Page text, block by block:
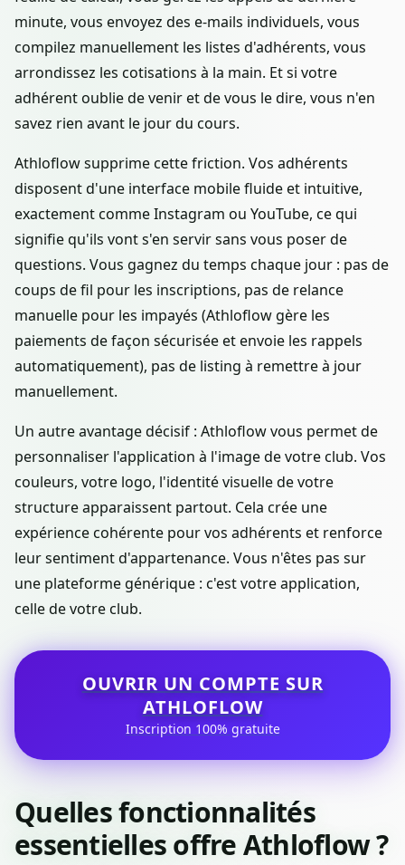
minute, vous envoyez des e-mails individuels, vous
compilez manuellement les listes d'adhérents, vous
arrondissez les cotisations à la main. Et si votre
adhérent oublie de venir et de vous le dire, vous n'en
savez rien avant le jour du cours.
Athloflow supprime cette friction. Vos adhérents
disposent d'une interface mobile fluide et intuitive,
exactement comme Instagram ou YouTube, ce qui
signifie qu'ils vont s'en servir sans vous poser de
questions. Vous gagnez du temps chaque jour : pas de
coups de fil pour les inscriptions, pas de relance
manuelle pour les impayés (Athloflow gère les
paiements de façon sécurisée et envoie les rappels
automatiquement), pas de listing à remettre à jour
manuellement.
Un autre avantage décisif : Athloflow vous permet de
personnaliser l'application à l'image de votre club. Vos
couleurs, votre logo, l'identité visuelle de votre
structure apparaissent partout. Cela crée une
expérience cohérente pour vos adhérents et renforce
leur sentiment d'appartenance. Vous n'êtes pas sur
une plateforme générique : c'est votre application,
celle de votre club.
OUVRIR UN COMPTE SUR
ATHLOFLOW
Inscription 100% gratuite
Quelles fonctionnalités
essentielles offre Athloflow ?